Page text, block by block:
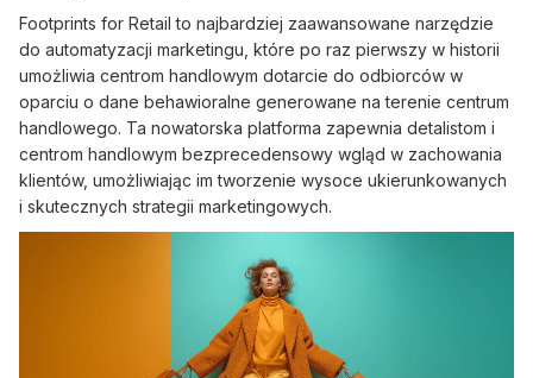
Footprints for Retail to najbardziej zaawansowane narzędzie
do automatyzacji marketingu, które po raz pierwszy w historii
umożliwia centrom handlowym dotarcie do odbiorców w
oparciu o dane behawioralne generowane na terenie centrum
handlowego. Ta nowatorska platforma zapewnia detalistom i
centrom handlowym bezprecedensowy wgląd w zachowania
klientów, umożliwiając im tworzenie wysoce ukierunkowanych
i skutecznych strategii marketingowych.